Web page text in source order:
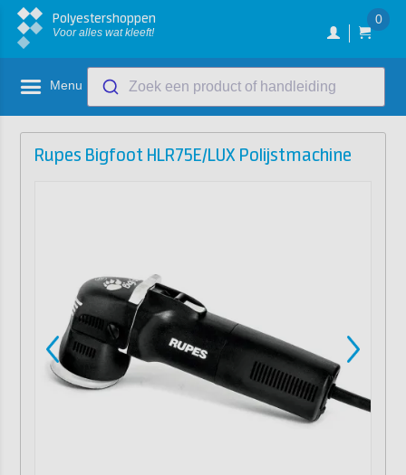
Polyestershoppen
Voor alles wat kleeft!
0
Menu Zoek een product of handleiding
Rupes Bigfoot HLR75E/LUX Polijstmachine